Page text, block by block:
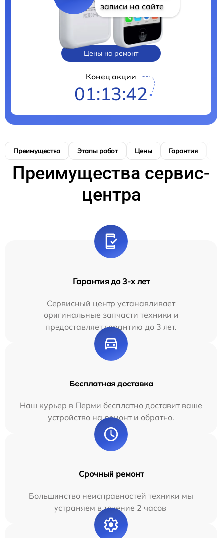
записи на сайте
Цены на ремонт
Конец акции
01:13:41
Преимущества Этапы работ Цены Гарантия
Преимущества сервис-
центра
Гарантия до 3-х лет
Сервисный центр устанавливает
оригинальные запчасти техники и
предоставляет гарантию до 3 лет.
Бесплатная доставка
Наш курьер в Перми бесплатно доставит ваше
устройство на ремонт и обратно.
Срочный ремонт
Большинство неисправностей техники мы
устраняем в течение 2 часов.